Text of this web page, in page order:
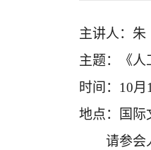
主讲人：朱
主题：《人
时间：10月
地点：国际
请参会人